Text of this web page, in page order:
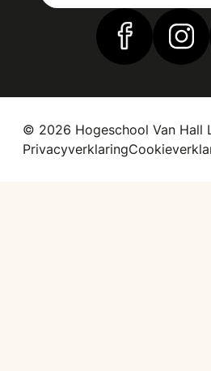
Vind ons op
Vind
© 2026 Hogeschool Van Hall
Privacyverklaring